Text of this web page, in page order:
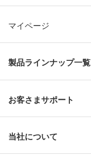
マイページ
製品ラインナップ一覧
お客さまサポート
当社について